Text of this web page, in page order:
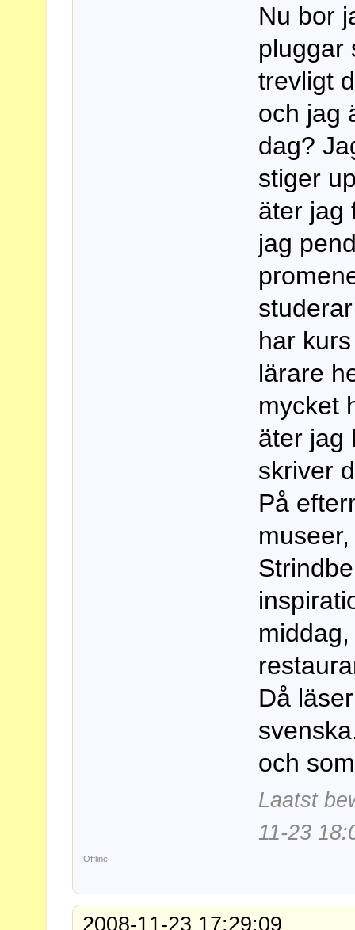
Nu bor
pluggar
trevligt
och jag
dag?
stiger
äter jag
jag
har
lärare
mycket
äter jag
skriver
På
Då
och
Laatst
11-23
Offline
2008-11-23 17:29:09